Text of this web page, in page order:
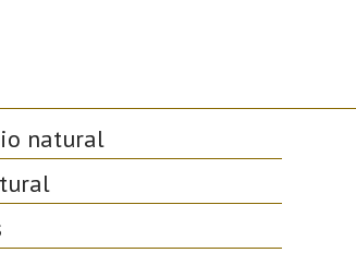
natural